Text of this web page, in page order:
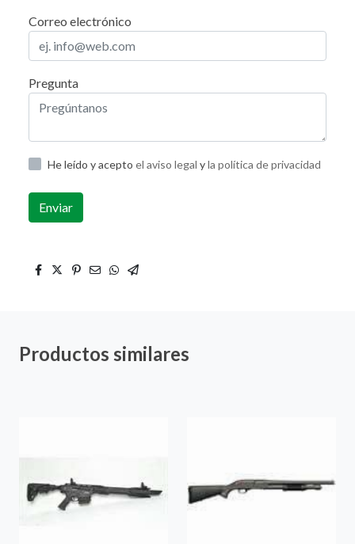
Correo electrónico
Pregunta
He leído y acepto el aviso legal yla política de privacidad
Enviar
Productos similares